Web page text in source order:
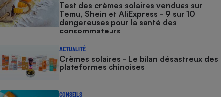
Test des crèmes solaires vendues sur
Temu, Shein et AliExpress - 9 sur 10
dangereuses pour la santé des
consommateurs
ACTUALITÉ
Crèmes solaires - Le bilan désastreux des
plateformes chinoises
CONSEILS